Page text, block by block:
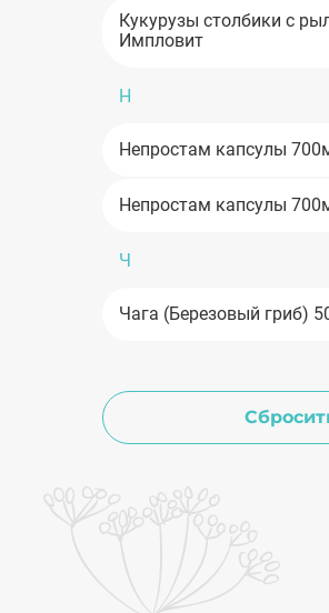
Первая помощь
При гриппе и ОРВИ
При кашле
Сердце, сосуды, вены
Успокоительные средства
Уход за полостью рта
Кукурузы столбики с
Импловит
Н
Непростам капсулы
Непростам капсулы
Ч
Чага (Березовый гриб)